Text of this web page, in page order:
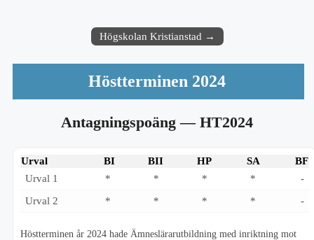
Högskolan Kristianstad →
Höstterminen 2024
Antagningspoäng— HT2024
Urval BI BII HP SA
BF
Urval 1
* * * *
-
Urval 2
* * * * -
Höstterminen år 2024 hade Ämneslärarutbildning med inriktning mot